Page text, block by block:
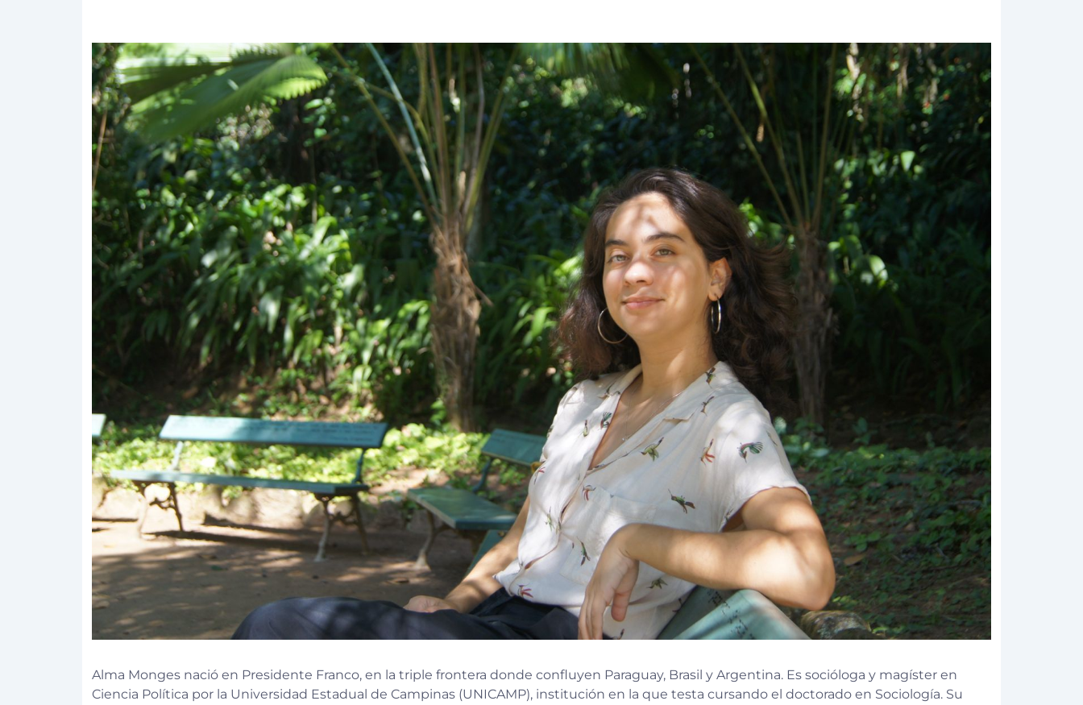
Alma Monges nació en Presidente Franco, en la triple frontera donde confluyen Paraguay, Brasil y Argentina. Es socióloga y magíster en
Ciencia Política por la Universidad Estadual de Campinas (UNICAMP), institución en la que testa cursando el doctorado en Sociología. Su